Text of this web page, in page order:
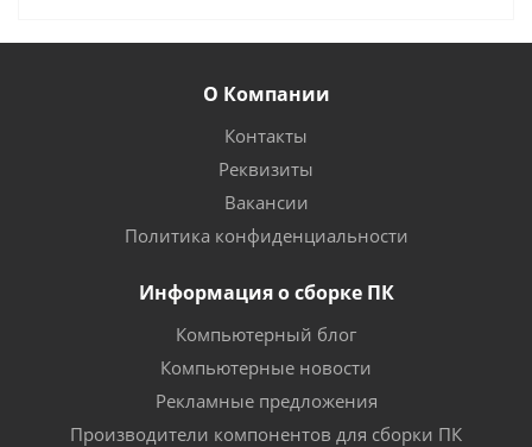
О Компании
Контакты
Реквизиты
Вакансии
Политика конфиденциальности
Информация о сборке ПК
Компьютерный блог
Компьютерные новости
Рекламные предложения
Производители компонентов для сборки ПК